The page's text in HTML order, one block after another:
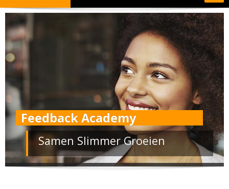
Nederlands ‎(nl)‎
Feedback Academy
Samen Slimmer Groeien